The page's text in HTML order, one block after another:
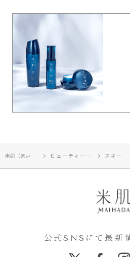
米肌（まいはだ）TOP ビューティージャーナル スキンケア
公式SNSにて最新